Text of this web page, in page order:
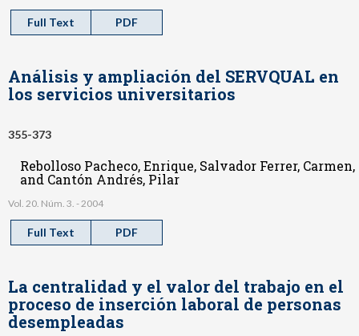
Full Text PDF
Análisis y ampliación del SERVQUAL en
los servicios universitarios
355-373
Rebolloso Pacheco, Enrique, Salvador Ferrer,
and Cantón Andrés, Pilar
Vol. 20. Núm. 3. - 2004
Full Text PDF
La centralidad y el valor del trabajo en el
proceso de inserción laboral de personas
desempleadas